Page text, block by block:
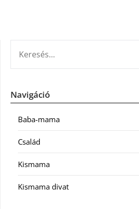
Navigáció
Baba-mama
Család
Kismama
Kismama divat